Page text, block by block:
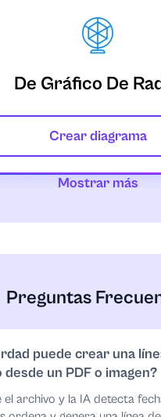
De Gráfico De
Crear diagrama
Mostrar más
Preguntas
puede crear una
un PDF o imagen?
el archivo y la IA detecta